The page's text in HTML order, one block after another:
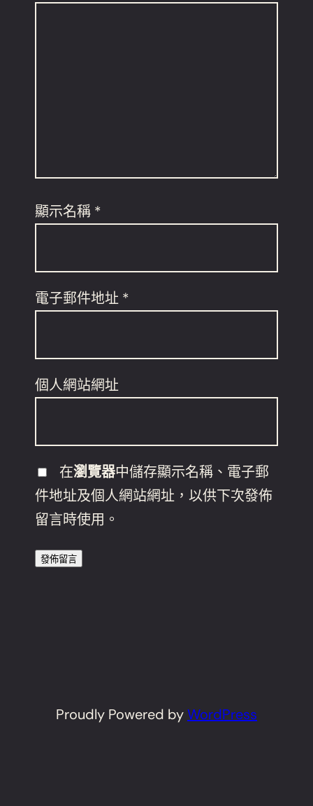
顯示名稱 *
電子郵件地址 *
個人網站網址
在瀏覽器中儲存顯示名稱、電子郵
件地址及個人網站網址，以供下次發佈
留言時使用。
Proudly Powered byWordPress